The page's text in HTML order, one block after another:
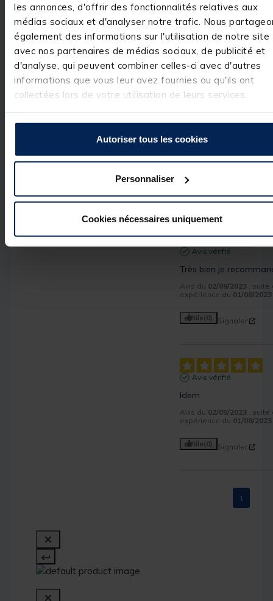
les annonces, d'offrir des fonctionnalités relatives aux
médias sociaux et d'analyser notre trafic. Nous
également des informations sur l'utilisation de notre site
avec nos partenaires de médias sociaux, de publicité et
d'analyse, qui peuvent combiner celles-ci avec d'autres
informations que vous leur avez fournies ou qu'ils ont
collectées lors de votre utilisation de leurs services.
Autoriser tous les cookies
Personnaliser
Cookies nécessaires uniquement
Réponse de
pacificpeche.com
Bonjour,
remercions pour
votre
commentaire
très positif.
d'avoir répondu
de vous
clients. C'est un
Pêche
Avis vérifié
Très bien je
Avis du 02/09/2023 , suite
expérience du 01/08/2023
Utile(0) Signaler
Avis vérifié
Idem
Avis du 02/09/2023 , suite
expérience du 01/08/2023
Utile(0) Signaler
1